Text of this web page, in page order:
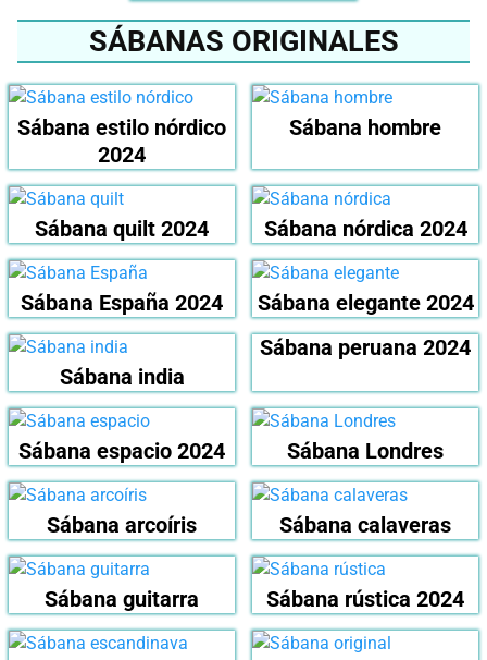
SÁBANAS ORIGINALES
Sábana estilo nórdico
2024
Sábana hombre
Sábana quilt 2024 Sábana nórdica 2024
Sábana España 2024 Sábana elegante 2024
Sábana india
Sábana peruana 2024
Sábana espacio 2024 Sábana Londres
Sábana arcoíris Sábana calaveras
Sábana guitarra Sábana rústica 2024